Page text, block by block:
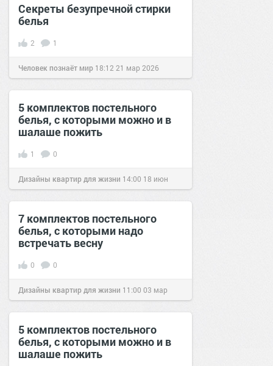
Секреты безупречной стирки
белья
2 1
Человек познаёт мир 18:12 21 мар 2026
5 комплектов постельного
белья, с которыми можно и в
шалаше пожить
1 0
Дизайны квартир для жизни 14:00 18 июн
2016
7 комплектов постельного
белья, с которыми надо
встречать весну
0 0
Дизайны квартир для жизни 11:00 03 мар
2017
5 комплектов постельного
белья, с которыми можно и в
шалаше пожить